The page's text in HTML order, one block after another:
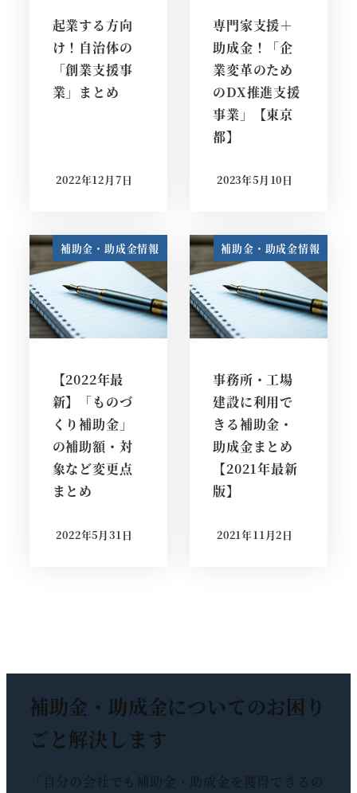
起業する方向
け！自治体の
「創業支援事
業」まとめ
投稿日
2022年12月7日
専門家支援＋
助成金！「企
業変革のため
のDX推進支援
事業」【東京
都】
投稿日
2023年5月10日
補助金・助成金情報
【2022年最
新】「ものづ
くり補助金」
の補助額・対
象など変更点
まとめ
投稿日
2022年5月31日
補助金・助成金情報
事務所・工場
建設に利用で
きる補助金・
助成金まとめ
【2021年最新
版】
投稿日
2021年11月2日
補助金・助成金についてのお困り
ごと解決します
「自分の会社でも補助金・助成金を獲得できるの